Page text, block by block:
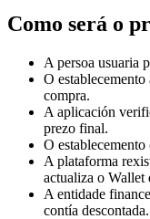
Como será o
A persoa usuaria
O
compra.
A aplicación
prezo final.
O
A plataforma
actualiza o Wallet
A entidade
contía descontada.